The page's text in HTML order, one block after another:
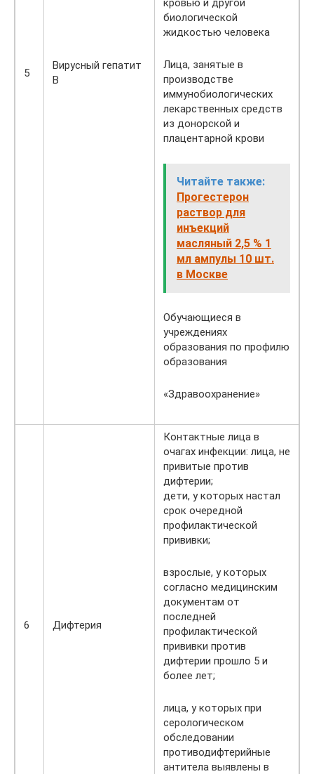
5
Вирусный гепатит
B
биологической
жидкостью человека
Лица, занятые в
производстве
иммунобиологических
лекарственных средств
из донорской и
плацентарной крови
Читайте также:
Прогестерон
раствор для
инъекций
масляный 2,5 % 1
мл ампулы 10 шт.
в Москве
Обучающиеся в
учреждениях
образования по профилю
образования
«Здравоохранение»
6 Дифтерия
Контактные лица в
очагах инфекции: лица, не
привитые против
дифтерии;
дети, у которых настал
срок очередной
профилактической
прививки;
взрослые, у которых
согласно медицинским
документам от
последней
профилактической
прививки против
дифтерии прошло 5 и
более лет;
лица, у которых при
серологическом
обследовании
противодифтерийные
антитела выявлены в